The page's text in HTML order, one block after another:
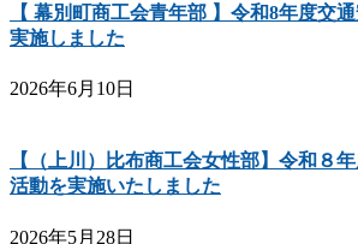
【 幕別町商工会青年部 】令和8年度交
実施しました
2026年6月10日
【（上川）比布商工会女性部】令和８
活動を実施いたしました
2026年5月28日